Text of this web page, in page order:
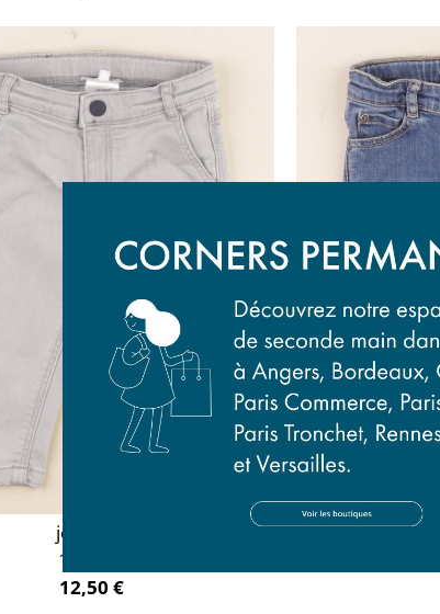
jean gris
12 mois
12,50 €